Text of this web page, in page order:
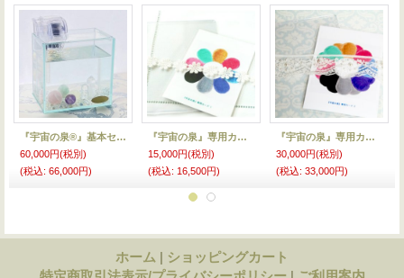
『宇宙の泉®』基本セット(M)
60,000円(税別)
(税込: 66,000円)
『宇宙の泉』専用カード1（M）
15,000円(税別)
(税込: 16,500円)
『宇宙の泉』専用カード2（M）
30,000円(税別)
(税込: 33,000円)
ホーム | ショッピングカート